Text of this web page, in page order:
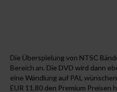
Die Überspielung von NTSC
Bereich an. Die DVD wird dann
eine Wandlung auf PAL
EUR 11,80 den Premium Preisen